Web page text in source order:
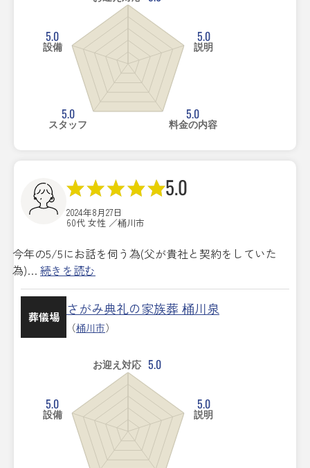
5.0
説明
5.0
料金の内容
5.0
スタッフ
5.0
設備
5.0
2024年8月27日
60代 女性 ／桶川市
今年の5/5にお話を伺う為(父が貴社と契約をしていた
為)… 続きを読む
葬儀場 さがみ典礼の家族葬 桶川泉
（桶川市）
お迎え対応 5.0
5.0
説明
5.0
設備